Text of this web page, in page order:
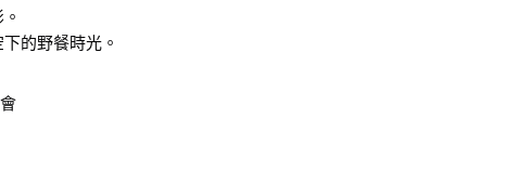
的野餐時光。